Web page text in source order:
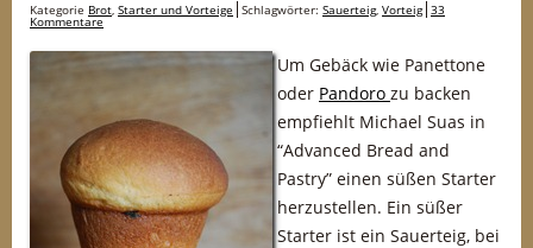
Kategorie Brot, Starter und Vorteige Schlagwörter: Sauerteig, Vorteig 33
Kommentare
Um Gebäck wie Panettone
oder Pandoro zu backen
empfiehlt Michael Suas in
“Advanced Bread and
Pastry” einen süßen Starter
herzustellen. Ein süßer
Starter ist ein Sauerteig, bei